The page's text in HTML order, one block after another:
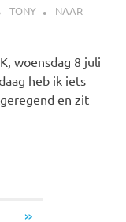
TONY
NAAR
woensdag 8 juli
heb ik iets
en zit
VOLGENDE
»